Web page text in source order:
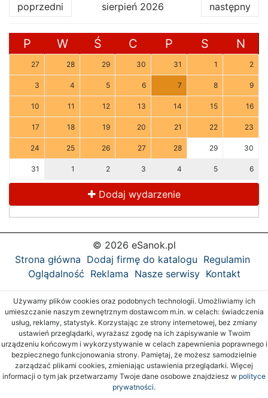
poprzedni sierpień 2026 następny
P W Ś C P S N
27 28 29 30 31 1 2
3 4 5 6 7 8 9
10 11 12 13 14 15 16
17 18 19 20 21 22 23
24 25 26 27 28 29 30
31 1 2 3 4 5 6
Dodaj wydarzenie
© 2026 eSanok.pl
Strona główna Dodaj firmę do katalogu Regulamin
Oglądalność Reklama Nasze serwisy Kontakt
Używamy plików cookies oraz podobnych technologii. Umożliwiamy ich
umieszczanie naszym zewnętrznym dostawcom m.in. w celach: świadczenia
usług, reklamy, statystyk. Korzystając ze strony internetowej, bez zmiany
ustawień przeglądarki, wyrażasz zgodę na ich zapisywanie w Twoim
urządzeniu końcowym i wykorzystywanie w celach zapewnienia poprawnego i
bezpiecznego funkcjonowania strony. Pamiętaj, że możesz samodzielnie
zarządzać plikami cookies, zmieniając ustawienia przeglądarki. Więcej
informacji o tym jak przetwarzamy Twoje dane osobowe znajdziesz w polityce
prywatności.